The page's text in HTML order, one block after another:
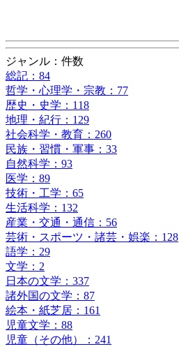
ジャンル：件数
総記：84
哲学・心理学・宗教：77
歴史・史学：118
地理・紀行：129
社会科学・教育：260
民族・習慣・軍事：33
自然科学：93
医学：89
技術・工学：65
生活科学：132
産業・交通・通信：56
芸術・スポーツ・諸芸・娯楽：128
語学：29
文学：2
日本の文学：337
諸外国の文学：87
絵本・紙芝居：161
児童文学：88
児童（その他）：241